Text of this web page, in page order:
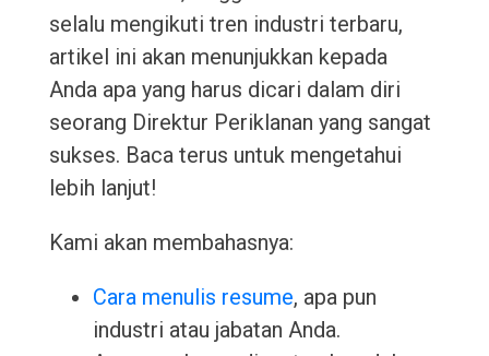
selalu mengikuti tren industri terbaru,
artikel ini akan menunjukkan kepada
Anda apa yang harus dicari dalam diri
seorang Direktur Periklanan yang sangat
sukses. Baca terus untuk mengetahui
lebih lanjut!
Kami akan membahasnya:
Cara menulis resume, apa pun
industri atau jabatan Anda.